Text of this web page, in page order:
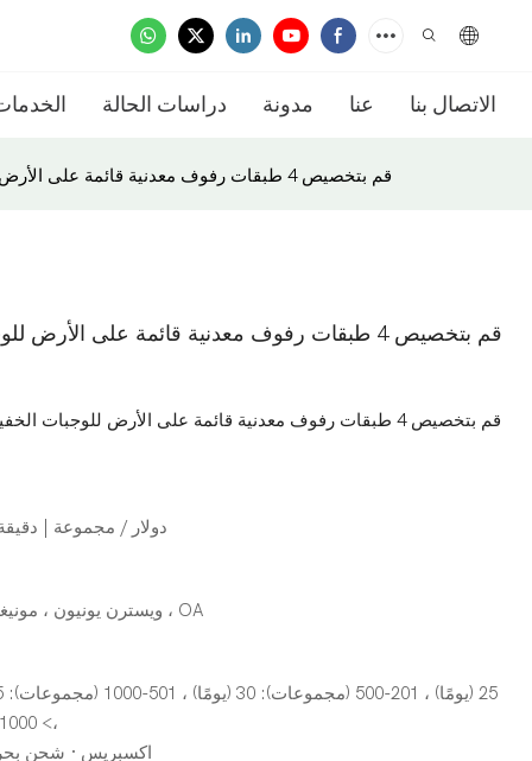
دراسات الحالة مدونة عنا الاتصال بنا
قم بتخصيص 4 طبقات رفوف معدنية قائمة على الأرض للوجبات الخفيفة من الشوكولاتة وحامل عرض الطعام لمتجر البيع بالتجزئة
قم بتخصيص 4 طبقات رفوف معدنية قائمة على
قم بتخصيص 4 طبقات رفوف معدنية قائمة على الأرض
200.0 دولار / مجموعة | دقيقة.
L/C ، D/A ، D/P ، T/T ، ويسترن يونيون ، مونيغرام ، OA
،> 1000 (مجموعات): للتفاوض (أيام)
اكسبريس · شحن